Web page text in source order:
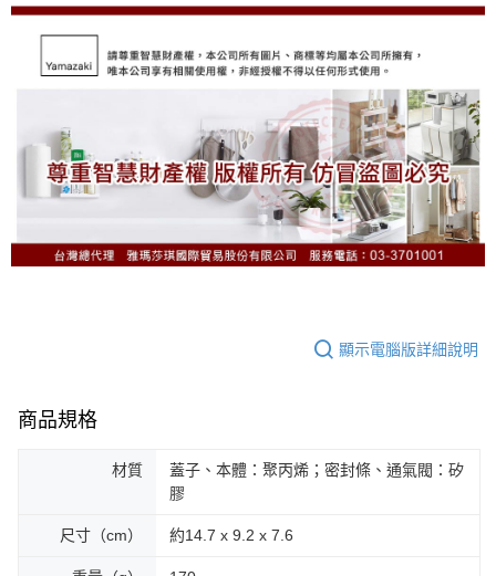
顯示電腦版詳細說明
商品規格
材質
蓋子、本體：聚丙烯；密封條、通氣閥：矽
膠
尺寸（cm） 約14.7 x 9.2 x 7.6